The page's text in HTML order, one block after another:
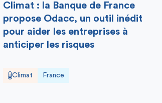
Climat : la Banque de France
propose Odacc, un outil inédit
pour aider les entreprises à
anticiper les risques
Climat France